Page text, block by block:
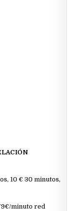
10 € 30 minutos,
minuto red